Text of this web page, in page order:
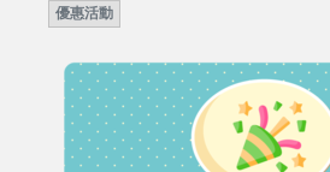
優惠活動